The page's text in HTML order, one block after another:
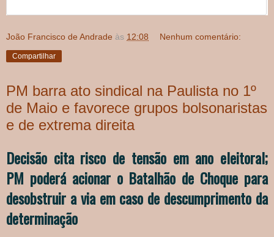
João Francisco de Andrade às 12:08 Nenhum comentário:
Compartilhar
PM barra ato sindical na Paulista no 1º
de Maio e favorece grupos bolsonaristas
e de extrema direita
Decisão cita risco de tensão em ano eleitoral;
PM poderá acionar o Batalhão de Choque para
desobstruir a via em caso de descumprimento da
determinação